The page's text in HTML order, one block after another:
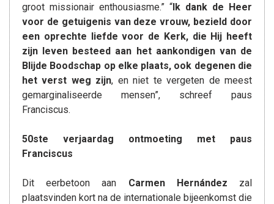
groot missionair enthousiasme.” “Ik dank de Heer
voor de getuigenis van deze vrouw, bezield door
een oprechte liefde voor de Kerk, die Hij heeft
zijn leven besteed aan het aankondigen van de
Blijde Boodschap op elke plaats, ook degenen die
het verst weg zijn, en niet te vergeten de meest
gemarginaliseerde mensen”, schreef paus
Franciscus.
50ste verjaardag ontmoeting met paus
Franciscus
Dit eerbetoon aan Carmen Hernández zal
plaatsvinden kort na de internationale bijeenkomst die